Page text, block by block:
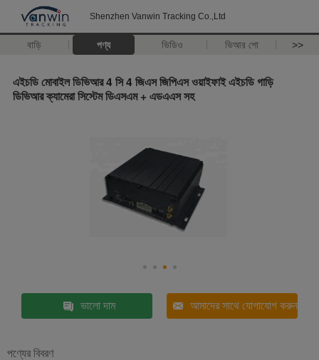
Shenzhen Vanwin Tracking Co.,Ltd
বাড়ি পণ্য ভিডিও ভিআর শো >>
এইচডি মোবাইল ডিভিআর 4 সি 4 জিএস জিপিএস ওয়াইফাই এইচডি গাড়ি
ডিভিআর ক্যামেরা সিস্টেম ডিএসএম + এডএএস সহ
ভালো দাম আমাদের সাথে যোগাযোগ করুন
পণ্যের বিবরণ